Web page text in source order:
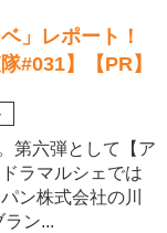
」レポート！
#031】【PR】
第六弾として【ア
ラマルシェでは
ン株式会社の川
ラン...